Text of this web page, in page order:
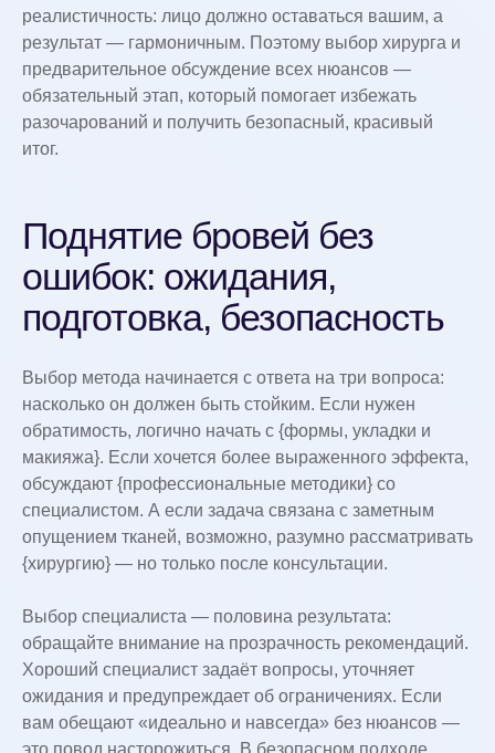
реалистичность: лицо должно оставаться вашим, а
результат — гармоничным. Поэтому выбор хирурга и
предварительное обсуждение всех нюансов —
обязательный этап, который помогает избежать
разочарований и получить безопасный, красивый
итог.
Поднятие бровей без
ошибок: ожидания,
подготовка, безопасность
Выбор метода начинается с ответа на три вопроса:
насколько он должен быть стойким. Если нужен
обратимость, логично начать с {формы, укладки и
макияжа}. Если хочется более выраженного эффекта,
обсуждают {профессиональные методики} со
специалистом. А если задача связана с заметным
опущением тканей, возможно, разумно рассматривать
{хирургию} — но только после консультации.
Выбор специалиста — половина результата:
обращайте внимание на прозрачность рекомендаций.
Хороший специалист задаёт вопросы, уточняет
ожидания и предупреждает об ограничениях. Если
вам обещают «идеально и навсегда» без нюансов —
это повод насторожиться. В безопасном подходе